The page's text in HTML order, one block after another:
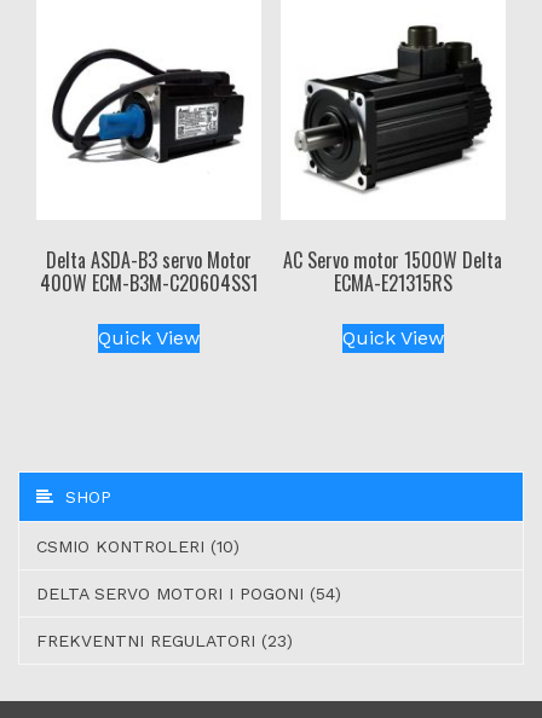
Delta ASDA-B3 servo Motor
400W ECM-B3M-C20604SS1
Quick View
AC Servo motor 1500W Delta
ECMA-E21315RS
Quick View
SHOP
CSMIO KONTROLERI (10)
DELTA SERVO MOTORI I POGONI (54)
FREKVENTNI REGULATORI (23)